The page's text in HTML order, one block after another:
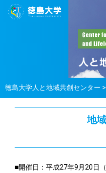
徳島大学人と地域共創センター >
地
■開催日：平成27年9月20日（